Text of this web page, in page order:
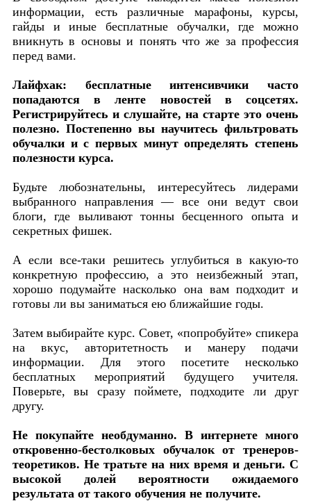
информации, есть различные марафоны, курсы,
гайды и иные бесплатные обучалки, где можно
вникнуть в основы и понять что же за профессия
перед вами.
Лайфхак: бесплатные интенсивчики часто
попадаются в ленте новостей в соцсетях.
Регистрируйтесь и слушайте, на старте это очень
полезно. Постепенно вы научитесь фильтровать
обучалки и с первых минут определять степень
полезности курса.
Будьте любознательны, интересуйтесь лидерами
выбранного направления — все они ведут свои
блоги, где выливают тонны бесценного опыта и
секретных фишек.
А если все-таки решитесь углубиться в какую-то
конкретную профессию, а это неизбежный этап,
хорошо подумайте насколько она вам подходит и
готовы ли вы заниматься ею ближайшие годы.
Затем выбирайте курс. Совет, «попробуйте» спикера
на вкус, авторитетность и манеру подачи
информации. Для этого посетите несколько
бесплатных мероприятий будущего учителя.
Поверьте, вы сразу поймете, подходите ли друг
другу.
Не покупайте необдуманно. В интернете много
откровенно-бестолковых обучалок от тренеров-
теоретиков. Не тратьте на них время и деньги. С
высокой долей вероятности ожидаемого
результата от такого обучения не получите.